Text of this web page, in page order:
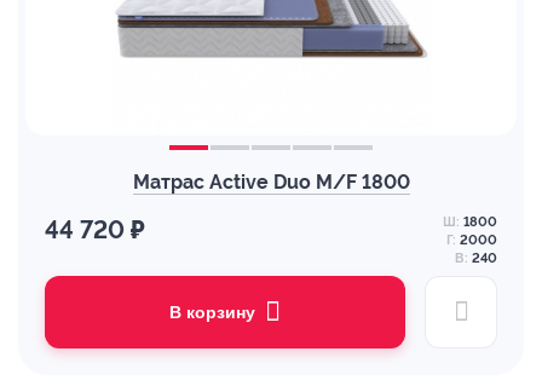
Матрас Active Duo M/F 1800
44 720 ₽ Ш: 1800
Г: 2000
В: 240
В корзину